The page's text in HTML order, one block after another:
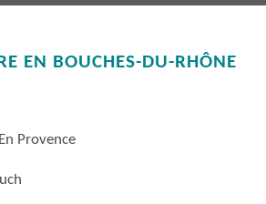
EN BOUCHES-DU-RHÔNE
Provence